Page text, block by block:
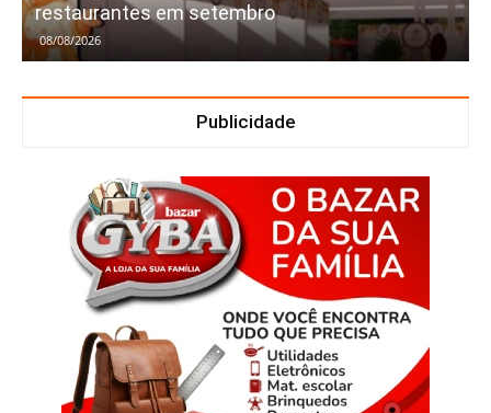
restaurantes em setembro
08/08/2026
Publicidade